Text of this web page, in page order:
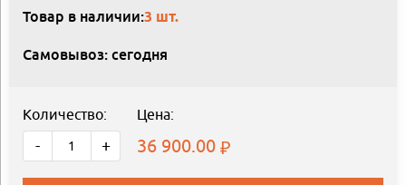
Товар в наличии:3 шт.
Самовывоз: сегодня
Количество:
- +
Цена:
36 900.00